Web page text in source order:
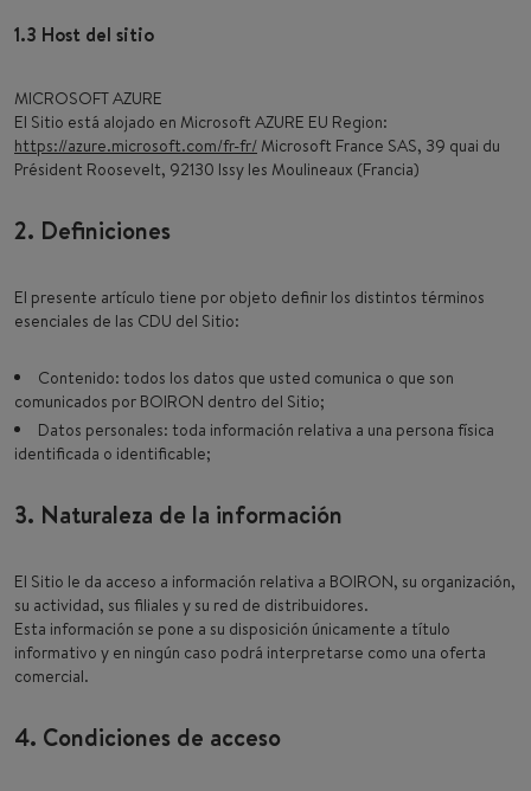
1.3 Host del sitio
MICROSOFT AZURE
El Sitio está alojado en Microsoft AZURE EU Region:
https://azure.microsoft.com/fr-fr/ Microsoft France SAS, 39 quai du
Président Roosevelt, 92130 Issy les Moulineaux (Francia)
2. Definiciones
El presente artículo tiene por objeto definir los distintos términos
esenciales de las CDU del Sitio:
Contenido: todos los datos que usted comunica o que son
comunicados por BOIRON dentro del Sitio;
Datos personales: toda información relativa a una persona física
identificada o identificable;
3. Naturaleza de la información
El Sitio le da acceso a información relativa a BOIRON, su organización,
su actividad, sus filiales y su red de distribuidores.
Esta información se pone a su disposición únicamente a título
informativo y en ningún caso podrá interpretarse como una oferta
comercial.
4. Condiciones de acceso